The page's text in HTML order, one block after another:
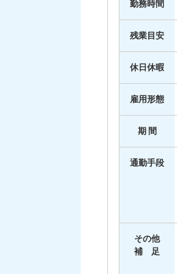
勤務時間
残業目安
休日休暇
雇用形態
期 間
通勤手段
その他
補 足